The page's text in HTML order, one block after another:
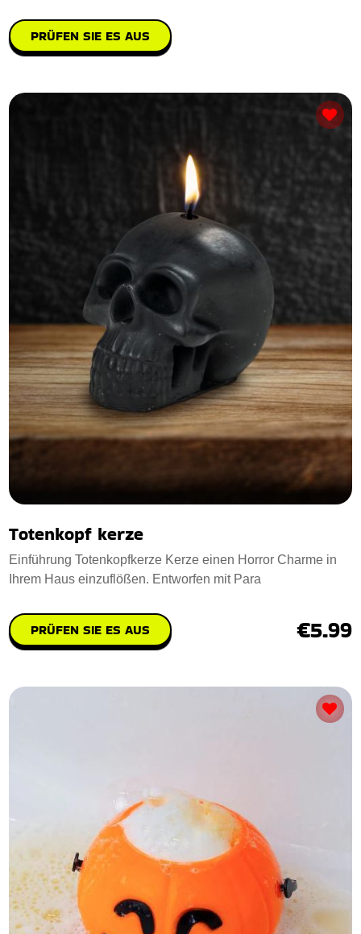
PRÜFEN SIE ES AUS
Totenkopf kerze
Einführung Totenkopfkerze Kerze einen Horror Charme in
Ihrem Haus einzuflößen. Entworfen mit Para
PRÜFEN SIE ES AUS €5.99